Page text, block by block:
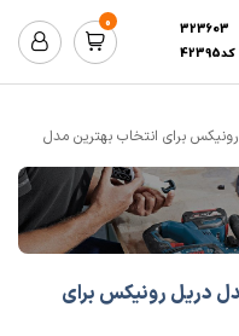
323603
کد42395
0
دریل رونیکس و معرفی 12 مدل دریل رونیکس برای